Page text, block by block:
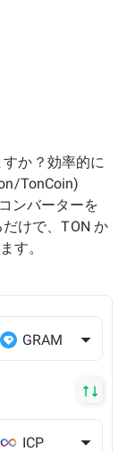
か？効率的に
TonCoin)
ンバーターを
けで、TON か
す。
GRAM
ICP